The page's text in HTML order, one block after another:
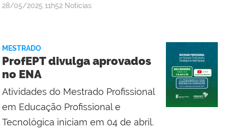
por
publicado
28/05/2025 11h52 Notícias
MESTRADO
ProfEPT divulga aprovados
no ENA
Atividades do Mestrado Profissional
em Educação Profissional e
Tecnológica iniciam em 04 de abril.